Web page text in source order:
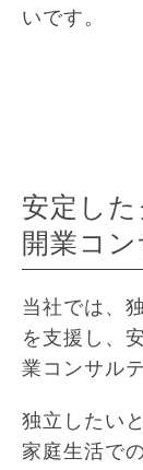
いです。
安定し
開業コ
当社では、
を支援し、
業コンサル
独立したい
家庭生活で